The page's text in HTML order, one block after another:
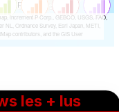
les + lus